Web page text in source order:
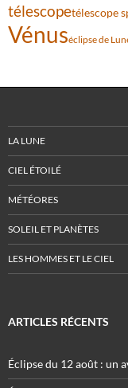
télescopetélescope
Vénuséclipse de
LA LUNE
CIEL ÉTOILÉ
MÉTÉORES
SOLEIL ET PLANÈTES
LES HOMMES ET LE CIEL
ARTICLES RÉCENTS
Éclipse du 12 août : un